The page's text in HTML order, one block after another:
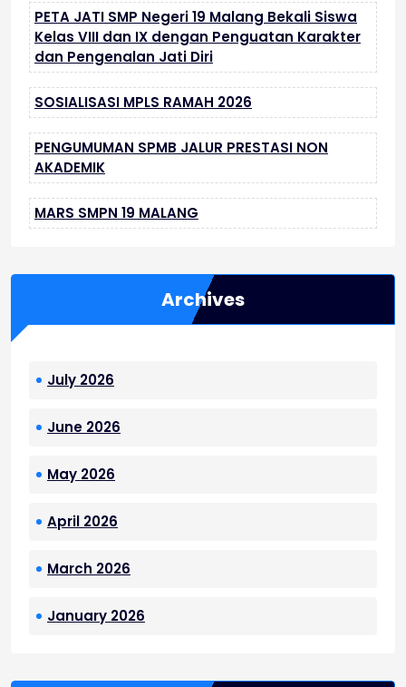
PETA JATI SMP Negeri 19 Malang Bekali Siswa
Kelas VIII dan IX dengan Penguatan Karakter
dan Pengenalan Jati Diri
SOSIALISASI MPLS RAMAH 2026
PENGUMUMAN SPMB JALUR PRESTASI NON
AKADEMIK
MARS SMPN 19 MALANG
Archives
July 2026
June 2026
May 2026
April 2026
March 2026
January 2026